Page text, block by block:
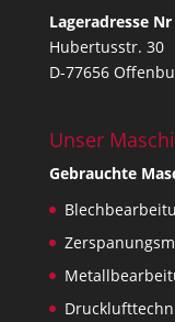
Lageradresse Nr
Hubertusstr. 30
D-77656
Unser
Gebrauchte